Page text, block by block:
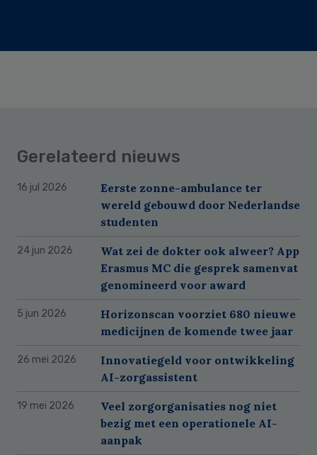
Gerelateerd nieuws
16 jul 2026
Eerste zonne-ambulance ter
wereld gebouwd door Nederlandse
studenten
24 jun 2026
Wat zei de dokter ook alweer? App
Erasmus MC die gesprek samenvat
genomineerd voor award
5 jun 2026
Horizonscan voorziet 680 nieuwe
medicijnen de komende twee jaar
26 mei 2026
Innovatiegeld voor ontwikkeling
AI-zorgassistent
19 mei 2026
Veel zorgorganisaties nog niet
bezig met een operationele AI-
aanpak